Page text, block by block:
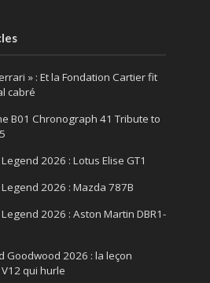
» : Et la Fondation Cartier fit
cabré
B01 Chronograph 41 Tribute to
2026 : Lotus Elise GT1
2026 : Mazda 787B
2026 : Aston Martin DBR1-
Goodwood 2026 : la leçon
qui hurle